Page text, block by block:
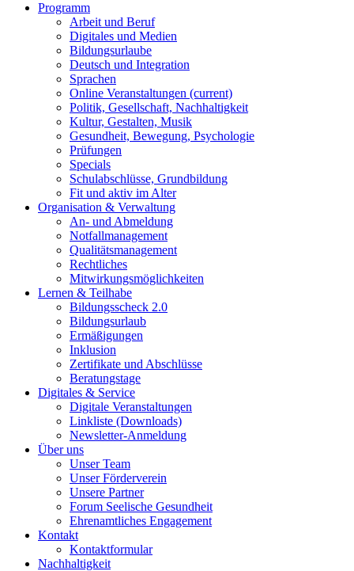
Programm
Arbeit und Beruf
Digitales und Medien
Bildungsurlaube
Deutsch und Integration
Sprachen
Online Veranstaltungen (current)
Politik, Gesellschaft, Nachhaltigkeit
Kultur, Gestalten, Musik
Gesundheit, Bewegung, Psychologie
Prüfungen
Specials
Schulabschlüsse, Grundbildung
Fit und aktiv im Alter
Organisation & Verwaltung
An- und Abmeldung
Notfallmanagement
Qualitätsmanagement
Rechtliches
Mitwirkungsmöglichkeiten
Lernen & Teilhabe
Bildungsscheck 2.0
Bildungsurlaub
Ermäßigungen
Inklusion
Zertifikate und Abschlüsse
Beratungstage
Digitales & Service
Digitale Veranstaltungen
Linkliste (Downloads)
Newsletter-Anmeldung
Über uns
Unser Team
Unser Förderverein
Unsere Partner
Forum Seelische Gesundheit
Ehrenamtliches Engagement
Kontakt
Kontaktformular
Nachhaltigkeit